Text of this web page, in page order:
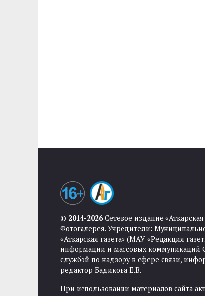
© 2014-2026Сетевое издание
Фотогалерея. Учредители:
«Аткарская газета» (МАУ «Редакция
информации и массовых коммуникаций
службой по надзору в сфере связи,
редактор Бадикова Е.В.
При использовании материалов сайта